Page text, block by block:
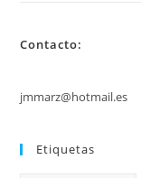
Contacto:
jmmarz@hotmail.es
Etiquetas